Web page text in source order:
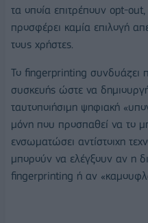
τα οποία επιτρέπουν opt-
προσφέρει καμία επιλογή
τους χρήστες.
Το fingerprinting συνδυάζει
συσκευής ώστε να
ταυτοποιήσιμη ψηφιακή
μόνη που προσπαθεί να το
ενσωματώσει αντίστοιχη
μπορούν να ελέγξουν αν η
fingerprinting ή αν